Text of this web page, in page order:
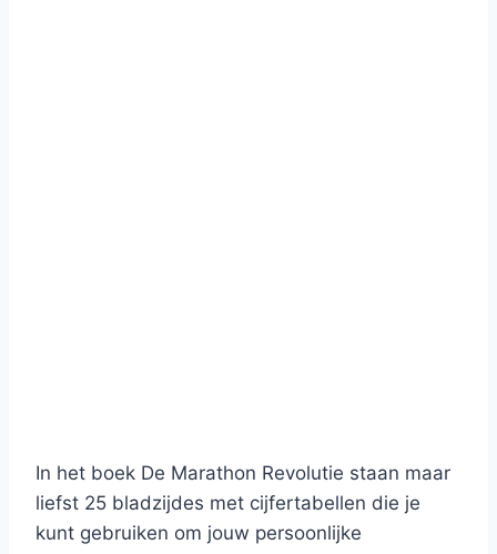
In het boek De Marathon Revolutie staan maar
liefst 25 bladzijdes met cijfertabellen die je
kunt gebruiken om jouw persoonlijke